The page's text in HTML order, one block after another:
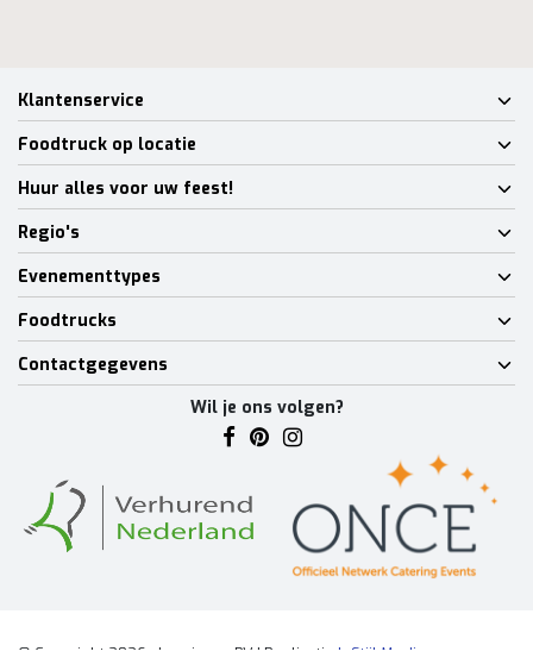
Klantenservice
Foodtruck op locatie
Huur alles voor uw feest!
Regio's
Evenementtypes
Foodtrucks
Contactgegevens
Wil je ons volgen?
© Copyright 2026 - Lumineux BV | Realisatie InStijl Media